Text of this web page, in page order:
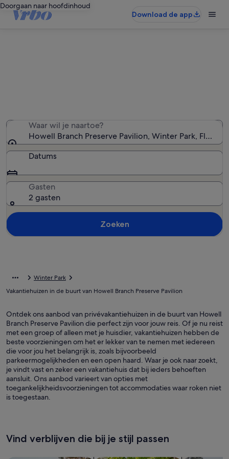
Doorgaan naar hoofdinhoud
Download de app
Waar wil je naartoe?
Howell Branch Preserve Pavilion, Winter Park,
Datums
Gasten
2 gasten
Zoeken
Winter Park
Vakantiehuizen in de buurt van Howell Branch Preserve Pavilion
Ontdek ons aanbod van privévakantiehuizen in de buurt van Howell
Branch Preserve Pavilion die perfect zijn voor jouw reis. Of je nu reist
met een groep of alleen met je huisdier, vakantiehuizen hebben de
beste voorzieningen om het er lekker van te nemen met iedereen
die voor jou het belangrijk is, zoals bijvoorbeeld
parkeermogelijkheden en een open haard. Waar je ook naar zoekt,
je vindt vast en zeker een vakantiehuis dat bij ieders behoeften
aansluit. Ons aanbod varieert van opties met
toegankelijkheidsvoorzieningen tot accommodaties waar roken niet
is toegestaan.
Vind verblijven die bij je stijl passen